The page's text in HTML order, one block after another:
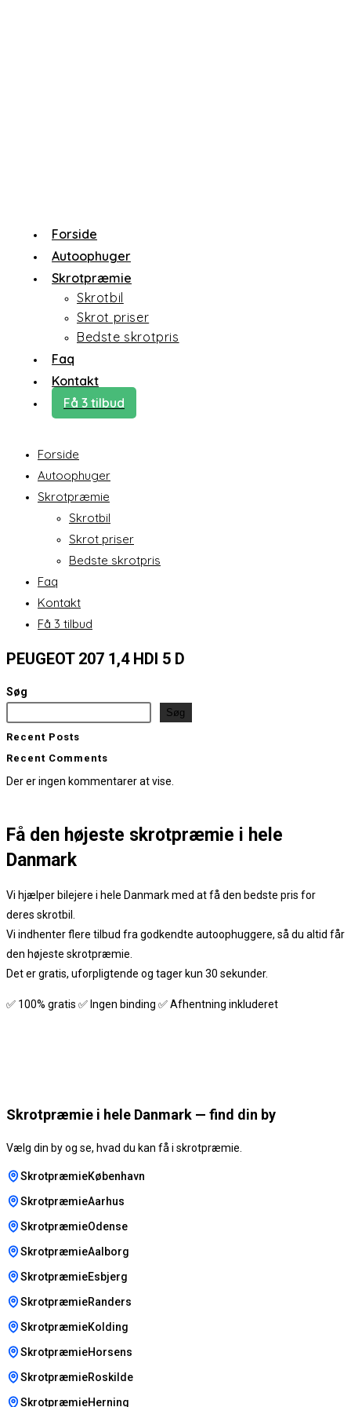
Forside
Autoophuger
Skrotpræmie
Skrotbil
Skrot priser
Bedste skrotpris
Faq
Kontakt
Få 3 tilbud
Forside
Autoophuger
Skrotpræmie
Skrotbil
Skrot priser
Bedste skrotpris
Faq
Kontakt
Få 3 tilbud
PEUGEOT 207 1,4 HDI 5 D
Søg
Søg
Recent Posts
Recent Comments
Der er ingen kommentarer at vise.
Få den højeste skrotpræmie i hele
Danmark
Vi hjælper bilejere i hele Danmark med at få den bedste pris for
deres skrotbil.
Vi indhenter flere tilbud fra godkendte autoophuggere, så du altid får
den højeste skrotpræmie.
Det er gratis, uforpligtende og tager kun 30 sekunder.
✅ 100% gratis ✅ Ingen binding ✅ Afhentning inkluderet
Skrotpræmie i hele Danmark — find din by
Vælg din by og se, hvad du kan få i skrotpræmie.
SkrotpræmieKøbenhavn
SkrotpræmieAarhus
SkrotpræmieOdense
SkrotpræmieAalborg
SkrotpræmieEsbjerg
SkrotpræmieRanders
SkrotpræmieKolding
SkrotpræmieHorsens
SkrotpræmieRoskilde
SkrotpræmieHerning